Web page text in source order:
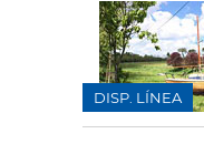
DISP. LÍNEA